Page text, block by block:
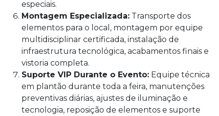
especiais.
Montagem Especializada: Transporte dos
elementos para o local, montagem por equipe
multidisciplinar certificada, instalação de
infraestrutura tecnológica, acabamentos finais e
vistoria completa.
Suporte VIP Durante o Evento: Equipe técnica
em plantão durante toda a feira, manutenções
preventivas diárias, ajustes de iluminação e
tecnologia, reposição de elementos e suporte